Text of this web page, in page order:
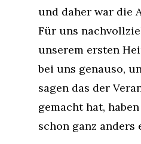
und daher war die
Für uns
unserem ersten
bei uns genauso,
sagen das der
gemacht hat,
schon ganz anders